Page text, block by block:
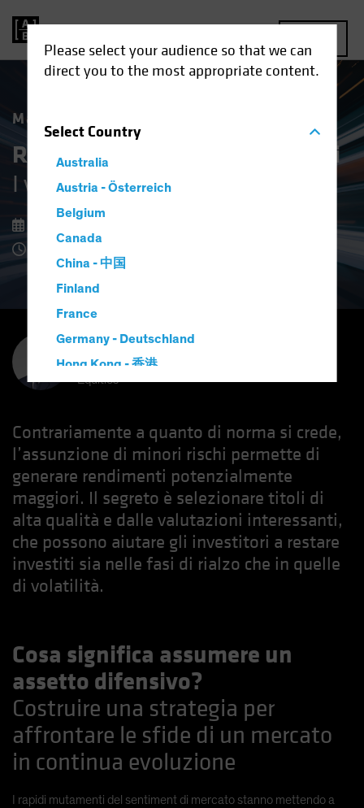
Please select your audience so that we can
direct you to the most appropriate content.
SelectCountry
Australia
Austria - Österreich
Belgium
Canada
China - 中国
Finland
France
Germany - Deutschland
Hong Kong - 香港
Hungary
Italy - Italia
Latin America
Luxembourg and Other EMEA
Netherlands
New Zealand
Norway
Portugal
Singapore
South Korea - 대한민국
Spain
Sweden
Switzerland
Market Matters
Restare calmi in mercati volatili
I vantaggi delle azioni difensive
08 decembre 2025
Kent Hargis
Chief Investment Officer, Strategic Core
Equities
Contrariamente a quanto di norma si crede,
l’assunzione di minori rischi permette di
generare rendimenti potenzialmente
maggiori. Il segreto è selezionare titoli di
alta qualità e dalle valutazioni interessanti,
che possono aiutare gli investitori a restare
investiti sia nelle fasi di rialzo che in quelle
di volatilità.
Cosa significa assumere un
assetto difensivo?
Costruire una strategia per
affrontare le sfide di un mercato
in continua evoluzione
I rapidi mutamenti del sentiment di mercato stanno mettendo a